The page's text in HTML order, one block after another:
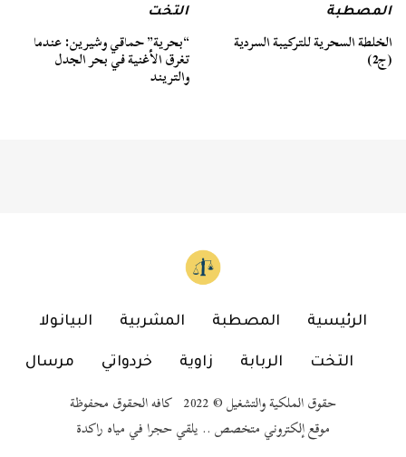
المصطبة
الخلطة السحرية للتركيبة السردية
(ج2)
التخت
“بحرية” حماقي وشيرين: عندما
تغرق الأغنية في بحر الجدل
والتريند
الرئيسية المصطبة المشربية البيانولا
التخت الربابة زاوية خردواتي مرسال
حقوق الملكية والتشغيل © 2022 كافه الحقوق محفوظة
موقع إلكتروني متخصص .. يلقي حجرا في مياه راكدة